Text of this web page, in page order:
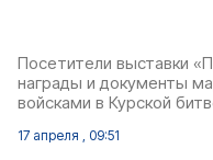
Посетители выставки
награды и документы
войсками в Курской
17 апреля , 09:51